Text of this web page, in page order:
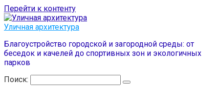
Перейти к контенту
Уличная архитектура
Благоустройство городской и загородной среды: от
беседок и качелей до спортивных зон и экологичных
парков
Поиск: